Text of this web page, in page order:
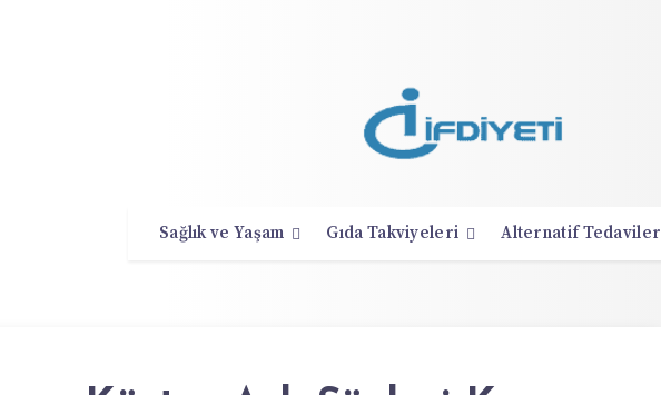
Sağlık ve Yaşam Gıda Takviyeleri Alternatif Tedaviler